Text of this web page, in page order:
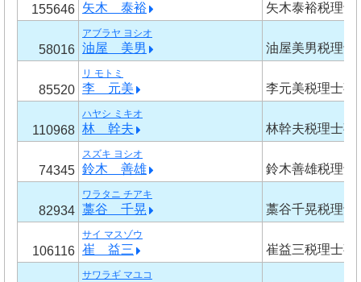
155646 矢木 泰裕 矢木泰裕税理士
58016
アブラヤ ヨシオ
油屋 美男 油屋美男税理士
85520
リ モトミ
李 元美 李元美税理士事
110968
ハヤシ ミキオ
林 幹夫 林幹夫税理士事
74345
スズキ ヨシオ
鈴木 善雄 鈴木善雄税理士
82934
ワラタニ チアキ
藁谷 千晃 藁谷千晃税理士
106116
サイ マスゾウ
崔 益三 崔益三税理士事
サワラギ マユコ